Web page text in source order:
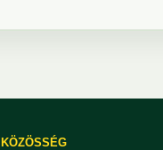
KÖZÖSSÉG